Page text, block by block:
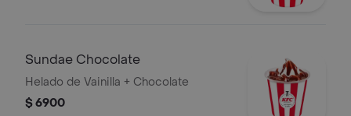
Sundae Chocolate
Helado de Vainilla + Chocolate
$ 6900